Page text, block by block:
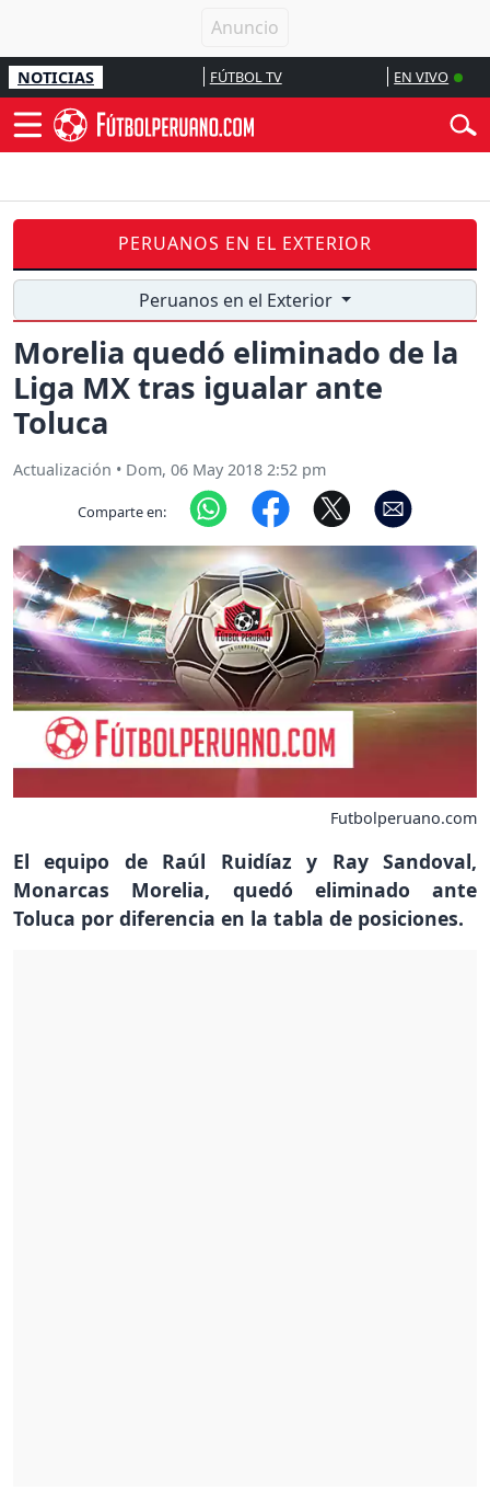
NOTICIAS FÚTBOL TV EN VIVO
PERUANOS EN EL EXTERIOR
Peruanos en el Exterior
Morelia quedó eliminado de la
Liga MX tras igualar ante
Toluca
Actualización • Dom, 06 May 2018 2:52 pm
Comparte en:
Futbolperuano.com
El equipo de Raúl Ruidíaz y Ray Sandoval,
Monarcas Morelia, quedó eliminado ante
Toluca por diferencia en la tabla de posiciones.